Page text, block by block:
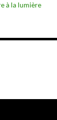
à la lumière